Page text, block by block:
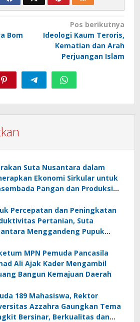
Bom
Pos berikutnya
Ideologi Kaum Teroris,
Kematian dan Arah
Perjuangan Islam
Suta Nusantara dalam
Ekonomi Sirkular untuk
Pangan dan Produksi
Percepatan dan Peningkatan
Pertanian, Suta
Menggandeng Pupuk
MPN Pemuda Pancasila
Ali Ajak Kader Mengambil
Bangun Kemajuan Daerah
189 Mahasiswa, Rektor
Azzahra Gaungkan Tema
Bersinar, Berkualitas dan